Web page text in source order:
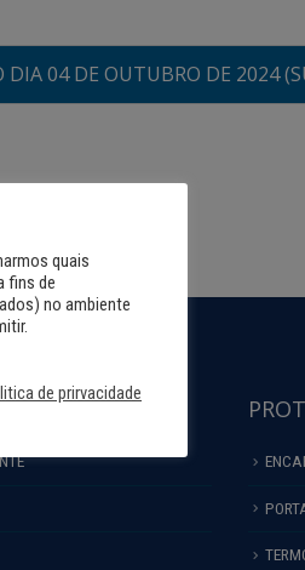
04 DE OUTUBRO DE 2024
quais
fins de
no ambiente
de prirvacidade